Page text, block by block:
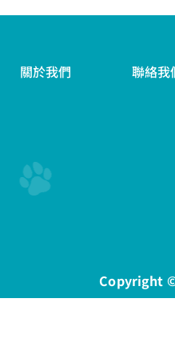
關於我們 聯絡我
Copyright